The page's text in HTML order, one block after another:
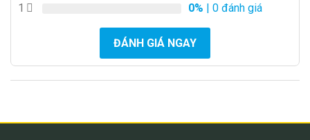
1
0% | 0 đánh giá
ĐÁNH GIÁ NGAY